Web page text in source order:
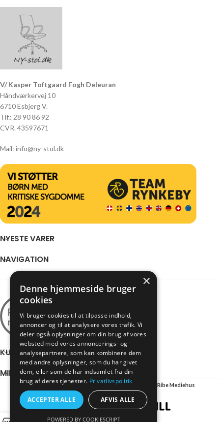
V/ Kasper Toftgaard Fogh Deleuran
Håndværkervej 10
6710 Esbjerg V.
Tlf.: 28 90 86 92
CVR. 43597671
Mail: info@ny-stol.dk
NYESTE VARER
NAVIGATION
KUNDESERVICE
MIN KONTO
NY Stol2023 - Alle rettigheder forbeholdes - Web af Ribe Mediehus
×
Denne hjemmeside bruger
cookies
Vi bruger cookies til at tilpasse indhold,
annoncer og til at analysere vores trafik. Vi
deler også oplysninger om din brug af vores
websted med vores annoncerings- og
analysepartnere, som kan kombinere dem
med andre oplysninger, som du har givet
dem, eller som de har indsamlet fra din
brug af deres tjenester. Privatlivspolitik
ACCEPTER ALLE AFVIS ALLE
POWERED BY COOKIESCRIPT